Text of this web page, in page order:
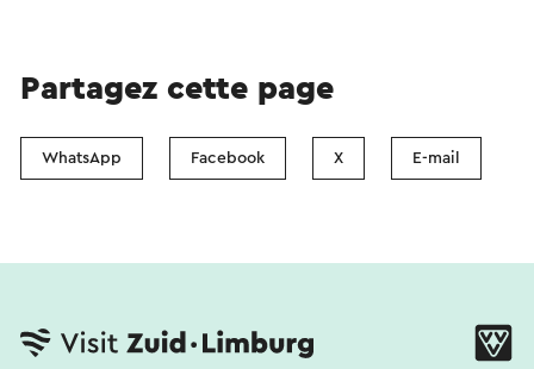
Partagez cette page
WhatsApp Facebook X E-mail